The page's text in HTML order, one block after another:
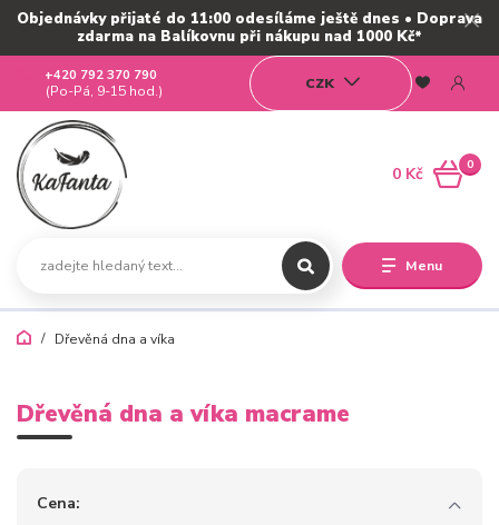
Objednávky přijaté do 11:00 odesíláme ještě dnes • Doprava
zdarma na Balíkovnu při nákupu nad 1000 Kč*
Menu
CZK
+420 792 370 790
(Po-Pá, 9-15 hod.)
0
0 Kč
Dřevěná dna a víka
Dřevěná dna a víka macrame
Cena: